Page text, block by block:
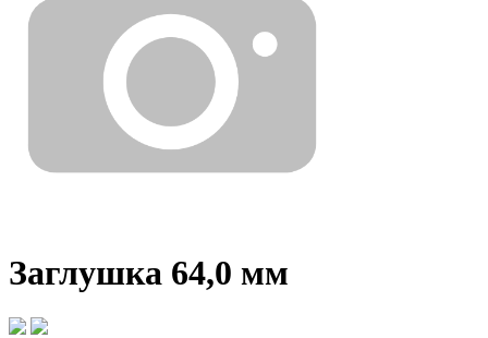
Заглушка 64,0 мм